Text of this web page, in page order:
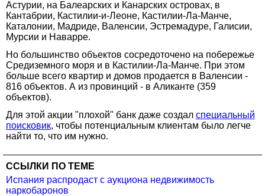
Астурии, на Балеарских и Канарских островах, в
Кантабрии, Кастилии-и-Леоне, Кастилии-Ла-Манче,
Каталонии, Мадриде, Валенсии, Эстремадуре, Галисии,
Мурсии и Наварре.
Но большинство объектов сосредоточено на побережье
Средиземного моря и в Кастилии-Ла-Манче. При этом
больше всего квартир и домов продается в Валенсии -
816 объектов. А из провинций - в Аликанте (359
объектов).
Для этой акции "плохой" банк даже создал специальный
поисковик, чтобы потенциальным клиентам было легче
найти то, что им нужно.
ССЫЛКИ ПО ТЕМЕ
Испания распродаст с аукциона недвижимость
наркобаронов